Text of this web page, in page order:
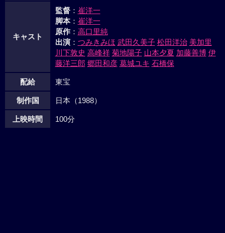
キャスト
監督： 崔洋一
脚本： 崔洋一
原作： 高口里純
出演： つみきみほ 武田久美子 松田洋治 美加里
川下敦史 高峰祥 菊地陽子 山本夕夏 加藤善博 伊
藤洋三郎 郷田和彦 葛城ユキ 石橋保
配給 東宝
制作国 日本（1988）
上映時間 100分